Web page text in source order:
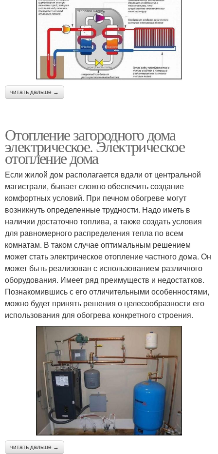
читать дальше →
Отопление загородного дома
электрическое. Электрическое
отопление дома
Если жилой дом располагается вдали от центральной
магистрали, бывает сложно обеспечить создание
комфортных условий. При печном обогреве могут
возникнуть определенные трудности. Надо иметь в
наличии достаточно топлива, а также создать условия
для равномерного распределения тепла по всем
комнатам. В таком случае оптимальным решением
может стать электрическое отопление частного дома. Он
может быть реализован с использованием различного
оборудования. Имеет ряд преимуществ и недостатков.
Познакомившись с его отличительными особенностями,
можно будет принять решения о целесообразности его
использования для обогрева конкретного строения.
читать дальше →